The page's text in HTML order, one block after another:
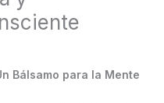
Bálsamo para la Mente